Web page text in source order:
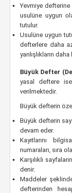
Yevmiye defterine
usulüne uygun
tutulur.
Usulüne uygun
defterlere daha
yanlışlıkların
Büyük Defter
yasal deftere
verilmektedir.
Büyük defterin
Büyük defterin
devam eder.
Kayıtlarını
numaraları, sıra
Karşılıklı
denir.
Maddeler
defterinden